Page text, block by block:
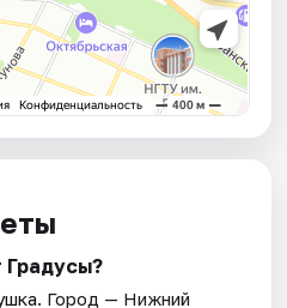
Градусы?
. Город — Нижний